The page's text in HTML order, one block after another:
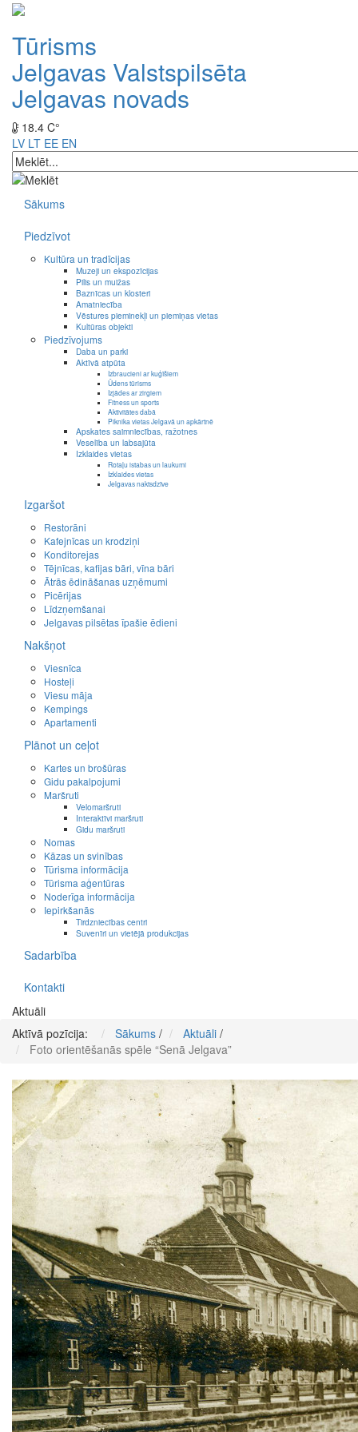
Tūrisms
Jelgavas Valstspilsēta
Jelgavas novads
18.4 C°
LV LT EE EN
Sākums
Piedzīvot
Kultūra un tradīcijas
Muzeji un ekspozīcijas
Pilis un muižas
Baznīcas un klosteri
Amatniecība
Vēstures pieminekļi un piemiņas vietas
Kultūras objekti
Piedzīvojums
Daba un parki
Aktīvā atpūta
Izbraucieni ar kuģīšiem
Ūdens tūrisms
Izjādes ar zirgiem
Fitness un sports
Aktivitātes dabā
Piknika vietas Jelgavā un apkārtnē
Apskates saimniecības, ražotnes
Veselība un labsajūta
Izklaides vietas
Rotaļu istabas un laukumi
Izklaides vietas
Jelgavas naktsdzīve
Izgaršot
Restorāni
Kafejnīcas un krodziņi
Konditorejas
Tējnīcas, kafijas bāri, vīna bāri
Ātrās ēdināšanas uzņēmumi
Picērijas
Līdzņemšanai
Jelgavas pilsētas īpašie ēdieni
Nakšņot
Viesnīca
Hosteļi
Viesu māja
Kempings
Apartamenti
Plānot un ceļot
Kartes un brošūras
Gidu pakalpojumi
Maršruti
Velomaršruti
Interaktīvi maršruti
Gidu maršruti
Nomas
Kāzas un svinības
Tūrisma informācija
Tūrisma aģentūras
Noderīga informācija
Iepirkšanās
Tirdzniecības centri
Suvenīri un vietējā produkcijas
Sadarbība
Kontakti
Aktuāli
Aktīvā pozīcija:
Sākums / Aktuāli /
Foto orientēšanās spēle “Senā Jelgava”